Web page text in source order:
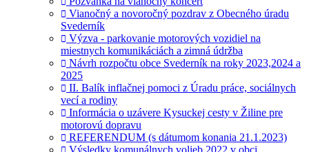
Vianočný a novoročný pozdrav z Obecného úradu
Svederník
Výzva - parkovanie motorových vozidiel na
miestnych komunikáciách a zimná údržba
Návrh rozpočtu obce Svederník na roky 2023,2024 a
2025
II. Balík inflačnej pomoci z Úradu práce, sociálnych
vecí a rodiny
Informácia o uzávere Kysuckej cesty v Žiline pre
motorovú dopravu
REFERENDUM (s dátumom konania 21.1.2023)
Výsledky komunálnych volieb 2022 v obci